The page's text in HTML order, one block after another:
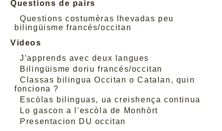
Questions de pairs
Questions costumèras lhevadas peu
bilingüisme francés/occitan
Videos
J'apprends avec deux langues
Bilingüisme doriu francés/occitan
Classas bilingua Occitan o Catalan, quin
fonciona ?
Escòlas bilinguas, ua creishença continua
Lo gascon a l'escòla de Monhòrt
Presentacion DU occitan